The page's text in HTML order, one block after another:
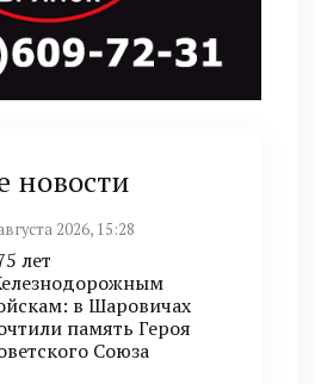
новости
2026, 15:28
лет
в Шаровичах
память Героя
Союза